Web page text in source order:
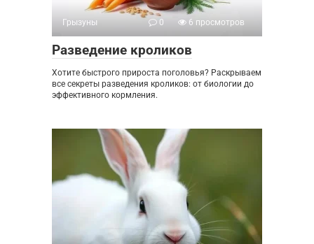
Грызуны 0 6 просмотров
Разведение кроликов
Хотите быстрого прироста поголовья? Раскрываем
все секреты разведения кроликов: от биологии до
эффективного кормления.